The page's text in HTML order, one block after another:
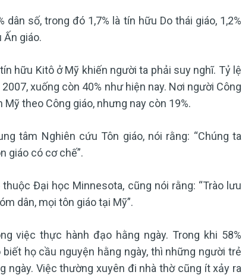
số, trong đó 1,7% là tín hữu Do thái giáo, 1,2%
Ấn giáo.
hữu Kitô ở Mỹ khiến người ta phải suy nghĩ. Tỷ lệ
xuống còn 40% như hiện nay. Nơi người Công
theo Công giáo, nhưng nay còn 19%.
tâm Nghiên cứu Tôn giáo, nói rằng: “Chúng ta
giáo có cơ chế”.
Đại học Minnesota, cũng nói rằng: “Trào lưu
dân, mọi tôn giáo tại Mỹ”.
việc thực hành đạo hằng ngày. Trong khi 58%
họ cầu nguyện hằng ngày, thì những người trẻ
ngày. Việc thường xuyên đi nhà thờ cũng ít xảy ra